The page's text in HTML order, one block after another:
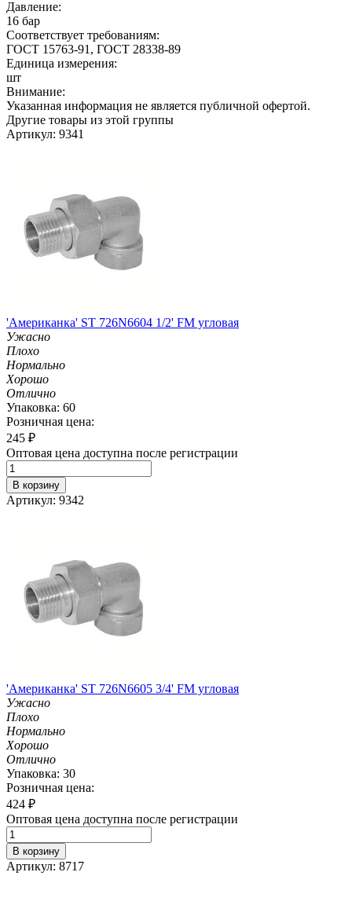
Давление:
16 бар
Соответствует требованиям:
ГОСТ 15763-91, ГОСТ 28338-89
Единица измерения:
шт
Внимание:
Указанная информация не является публичной офертой.
Другие товары из этой группы
Артикул: 9341
'Американка' ST 726N6604 1/2' FM угловая
Ужасно
Плохо
Нормально
Хорошо
Отлично
Упаковка: 60
Розничная цена:
245 ₽
Оптовая цена доступна после регистрации
В корзину
Артикул: 9342
'Американка' ST 726N6605 3/4' FM угловая
Ужасно
Плохо
Нормально
Хорошо
Отлично
Упаковка: 30
Розничная цена:
424 ₽
Оптовая цена доступна после регистрации
В корзину
Артикул: 8717